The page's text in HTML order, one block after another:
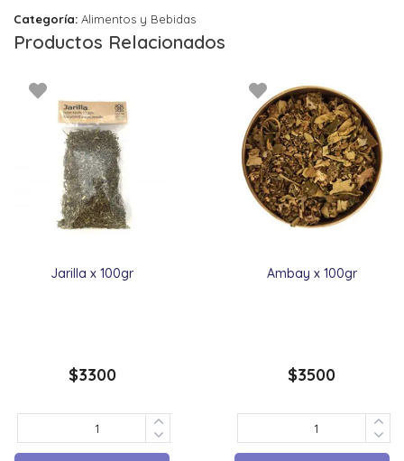
Categoría: Alimentos y Bebidas
Productos Relacionados
Jarilla x 100gr
$3300
Ambay x 100gr
$3500